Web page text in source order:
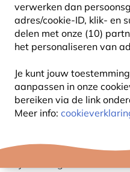
verwerken dan
adres/cookie-ID, klik- en
delen met onze (10)
het personaliseren van
Je kunt jouw
aanpassen in onze
bereiken via de link
Meer info:
GENIET VAN
AANKOOP
Met Vivara Plus brengt
je volgende beloning.